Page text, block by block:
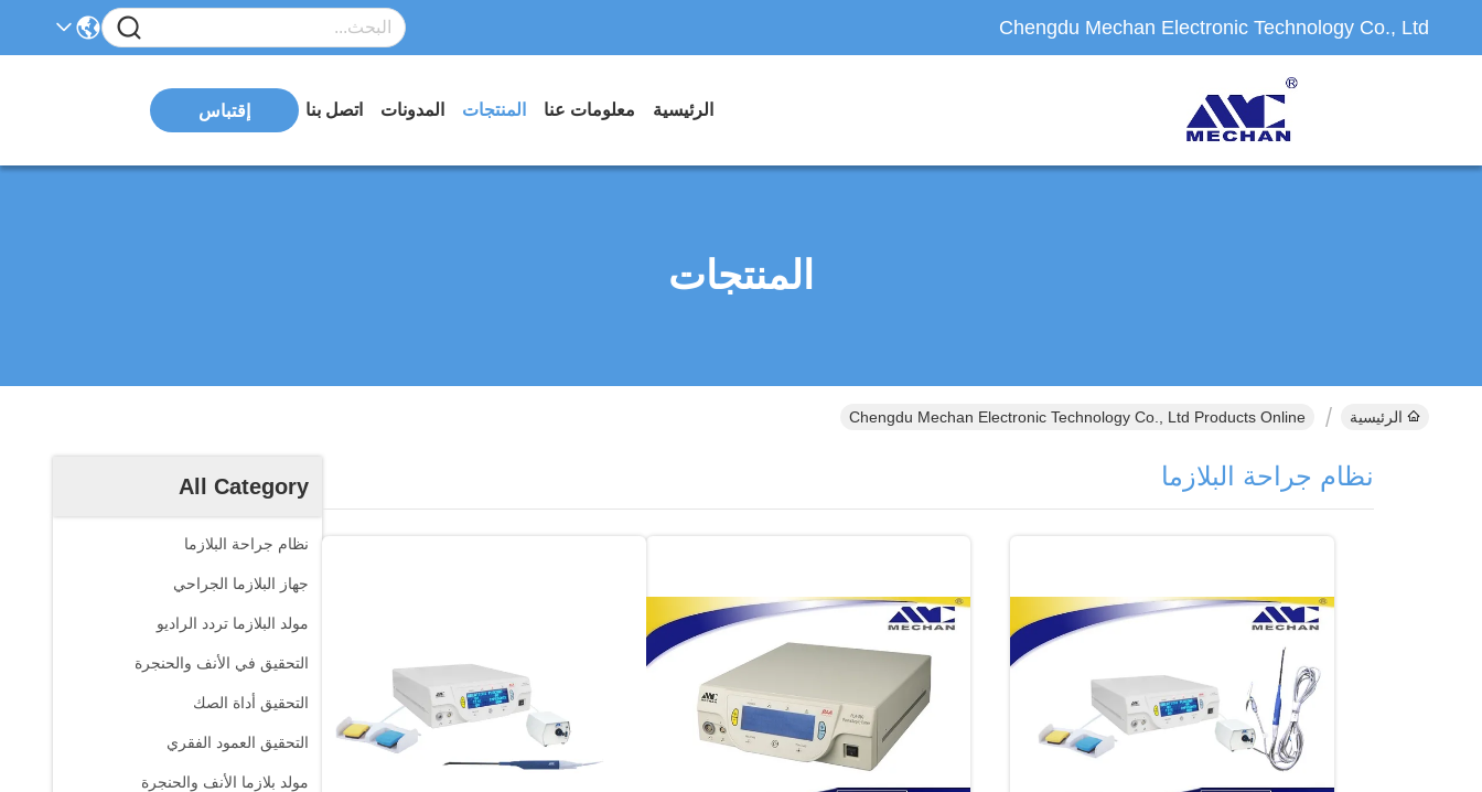
Chengdu Mechan Electronic Technology Co., Ltd
الرئيسية معلومات عنا المنتجات المدونات اتصل بنا إقتباس
المنتجات
الرئيسية Chengdu Mechan Electronic Technology Co., Ltd Products Online
All Category
نظام جراحة البلازما
جهاز البلازما الجراحي
مولد البلازما تردد الراديو
التحقيق في الأنف والحنجرة
التحقيق أداة الصك
التحقيق العمود الفقري
مولد بلازما الأنف والحنجرة
نظام جراحة البلازما